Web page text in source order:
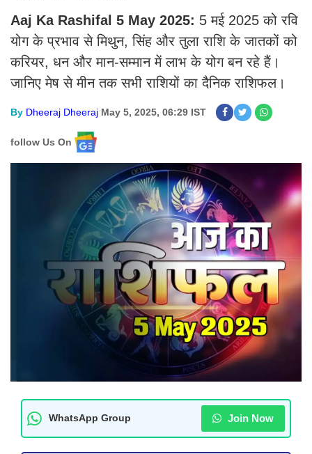
Aaj Ka Rashifal 5 May 2025: 5 मई 2025 को रवि
योग के प्रभाव से मिथुन, सिंह और तुला राशि के जातकों को
करियर, धन और मान-सम्मान में लाभ के योग बन रहे हैं।
जानिए मेष से मीन तक सभी राशियों का दैनिक राशिफल।
By Dheeraj Dheeraj May 5, 2025, 06:29 IST
follow Us On
WhatsApp Group Join Now